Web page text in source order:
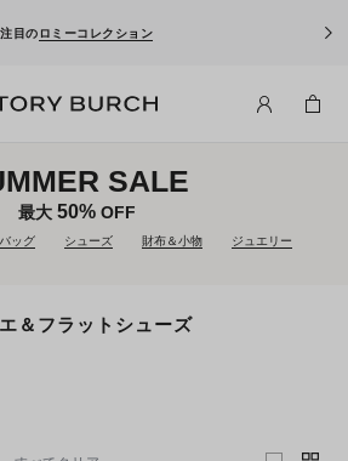
注目の ロミーコレクション
SALE
最大 50%OFF
バッグ シューズ 財布＆小物 ジュエリー
＆フラットシューズ